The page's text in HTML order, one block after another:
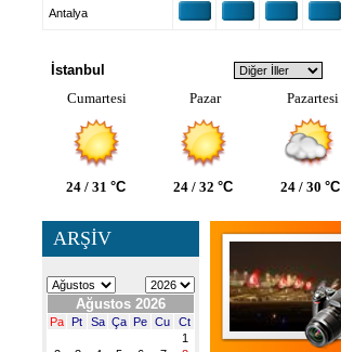
Antalya
İstanbul
Cumartesi
Pazar Pazartesi
24 / 31 °C 24 / 32 °C 24 / 30 °C
ARŞİV